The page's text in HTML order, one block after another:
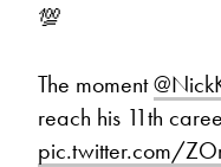
💯
The moment
reach his 11th
pic.twitter.com/